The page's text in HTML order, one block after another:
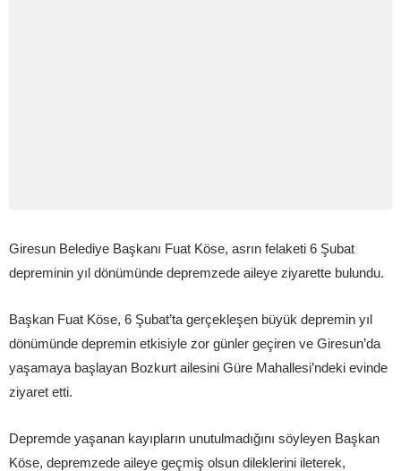
Giresun Belediye Başkanı Fuat Köse, asrın felaketi 6 Şubat
depreminin yıl dönümünde depremzede aileye ziyarette bulundu.
Başkan Fuat Köse, 6 Şubat’ta gerçekleşen büyük depremin yıl
dönümünde depremin etkisiyle zor günler geçiren ve Giresun’da
yaşamaya başlayan Bozkurt ailesini Güre Mahallesi’ndeki evinde
ziyaret etti.
Depremde yaşanan kayıpların unutulmadığını söyleyen Başkan
Köse, depremzede aileye geçmiş olsun dileklerini ileterek,